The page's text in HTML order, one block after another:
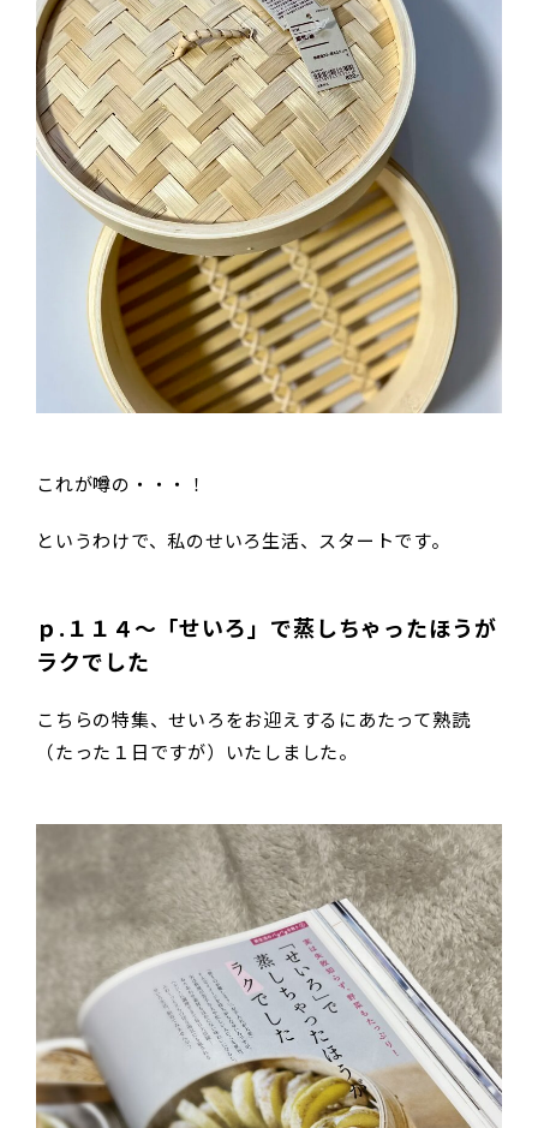
これが噂の・・・！
というわけで、私のせいろ生活、スタートです。
ｐ.１１４〜「せいろ」で蒸しちゃったほうが
ラクでした
こちらの特集、せいろをお迎えするにあたって熟読
（たった１日ですが）いたしました。